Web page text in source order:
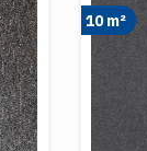
10 m²